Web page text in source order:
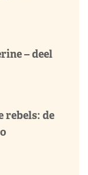
– deel
rebels: de